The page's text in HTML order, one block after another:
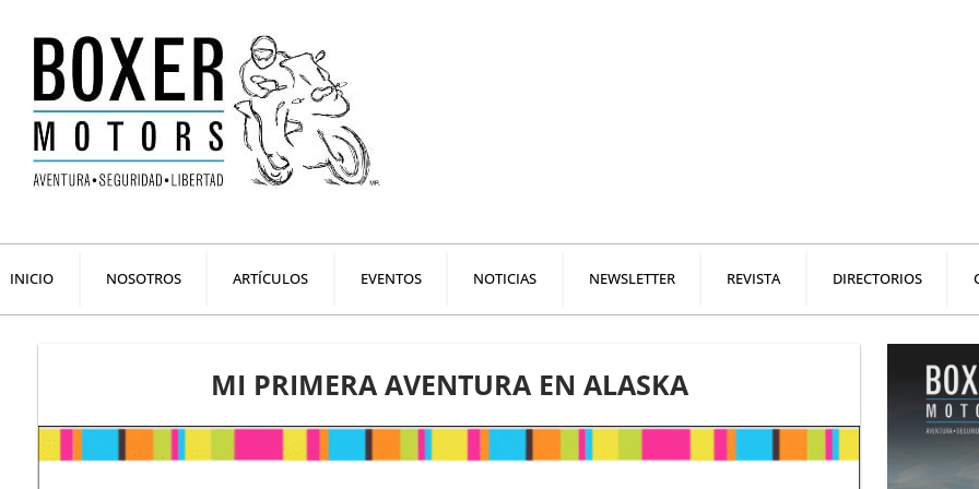
contenido
INICIO NOSOTROS ARTÍCULOS EVENTOS NOTICIAS NEWSLETTER REVISTA DIRECTORIOS
MI PRIMERA AVENTURA EN ALASKA